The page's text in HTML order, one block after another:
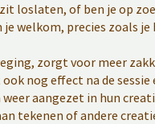
loslaten, of ben je op
welkom, precies zoals
zorgt voor meer
nog effect na de
weer aangezet in hun
tekenen of andere